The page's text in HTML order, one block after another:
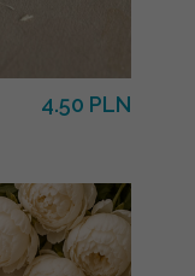
4.50 PLN